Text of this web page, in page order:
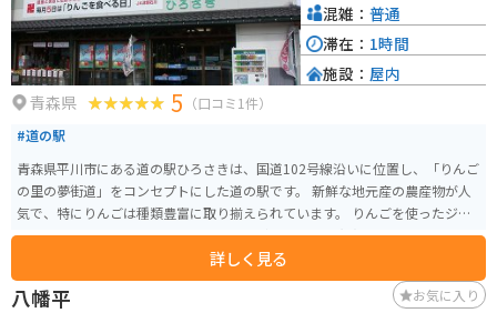
青森県 5 （口コミ1件）
#道の駅
青森県平川市にある道の駅ひろさきは、国道102号線沿いに位置し、「りんご
の里の夢街道」をコンセプトにした道の駅です。 新鮮な地元産の農産物が人
気で、特にりんごは種類豊富に取り揃えられています。 りんごを使ったジュ
ースやソフトクリーム、アップルパイなどの加工品も充実しており、お土産
とができます。 特に、りんごを使ったカレーやラーメンはここでしか味わえ
ない人気メニューです。 バイクで訪れる際は、広々とした駐車場があるので
詳しく見る
混雑： 普通
滞在： 1時間
施設： 屋内
八幡平 お気に入り